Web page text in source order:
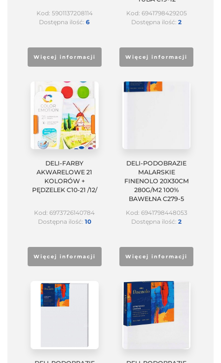
Kod: 5901137208114
Dostępna ilość:6
Więcej informacji
Kod: 6941798429205
Dostępna ilość:2
Więcej informacji
DELI-FARBY
AKWARELOWE 21
KOLORÓW +
PĘDZELEK C10-21 /12/
Kod: 6973726140784
Dostępna ilość: 10
Więcej informacji
DELI-PODOBRAZIE
MALARSKIE
FINENOLO 20X30CM
280G/M2 100%
BAWEŁNA C279-5
Kod: 6941798448053
Dostępna ilość:2
Więcej informacji